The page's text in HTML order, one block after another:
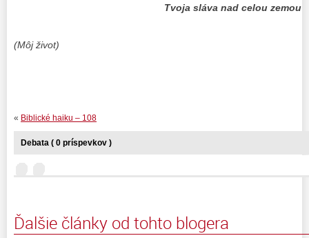
Tvoja sláva nad celou zemou
(Môj život)
« Biblické haiku – 108
Debata ( 0 príspevkov )
Ďalšie články od tohto blogera